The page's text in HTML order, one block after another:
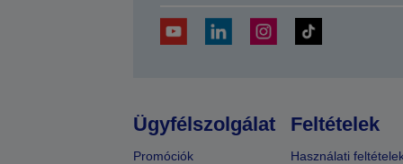
Ügyfélszolgálat
Promóciók
Feltételek
Használati